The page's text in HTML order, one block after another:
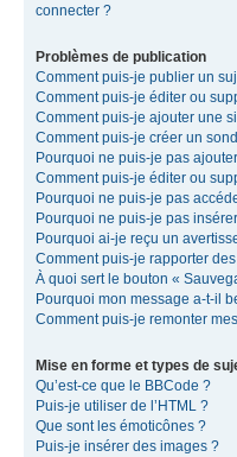
connecter ?
Problèmes de publication
Comment puis-je publier un
Comment puis-je éditer ou
Comment puis-je ajouter une
Comment puis-je créer un
Pourquoi ne puis-je pas
Comment puis-je éditer ou
Pourquoi ne puis-je pas
Pourquoi ne puis-je pas
Pourquoi ai-je reçu un
Comment puis-je rapporter
À quoi sert le bouton «
Pourquoi mon message a-t-il
Comment puis-je remonter
Mise en forme et types de
Qu’est-ce que le BBCode ?
Puis-je utiliser de l’HTML ?
Que sont les émoticônes ?
Puis-je insérer des images ?